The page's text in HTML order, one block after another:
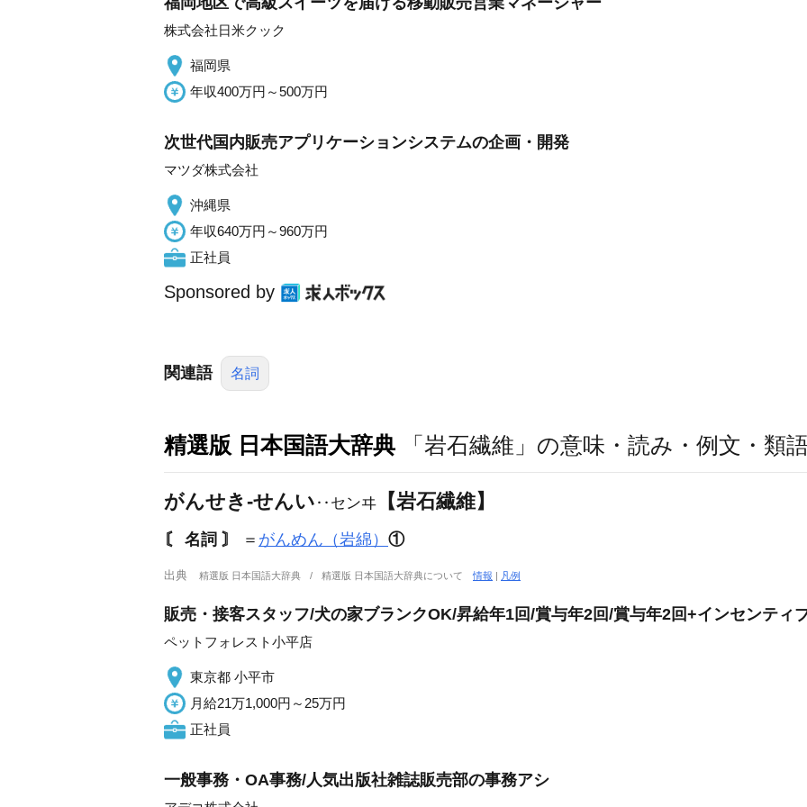
株式会社日米クック
福岡県
年収400万円～500万円
次世代国内販売アプリケーションシステムの企画・開発
マツダ株式会社
沖縄県
年収640万円～960万円
正社員
Sponsored by
関連語 名詞
精選版 日本国語大辞典 「岩石繊維」の意味・読み・例文・類
がんせき‐せんい ‥センヰ 【岩石繊維】
〘 名詞 〙 ＝ がんめん（岩綿） ①
出典 精選版 日本国語大辞典 精選版 日本国語大辞典について情報 | 凡例
販売・接客スタッフ/犬の家ブランクOK/昇給年1回/賞与年2回/賞与年2回+インセンティ
ペットフォレスト小平店
東京都 小平市
月給21万1,000円～25万円
正社員
一般事務・OA事務/人気出版社雑誌販売部の事務アシ